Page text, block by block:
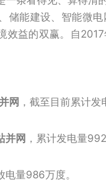
储能建设、智能微
效益的双赢。自
网 ，截至目前累计发
并网 ，累计发电量992
电量986万度。